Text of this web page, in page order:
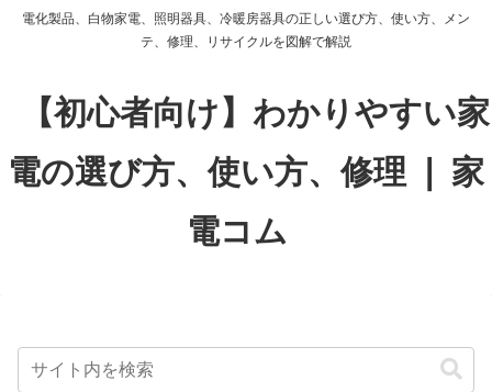
電化製品、白物家電、照明器具、冷暖房器具の正しい選び方、使い方、メン
テ、修理、リサイクルを図解で解説
【初心者向け】わかりやすい家
電の選び方、使い方、修理 ❘ 家
電コム